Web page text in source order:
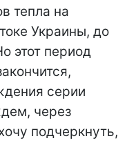
тепла на
Украины, до
этот период
серии
через
подчеркнуть,